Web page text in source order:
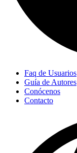
Faq de Usuarios
Guía de Autores
Conócenos
Contacto